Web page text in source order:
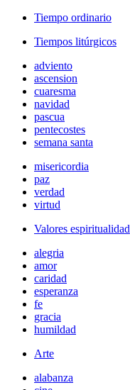
Tiempo ordinario
Tiempos litúrgicos
adviento
ascension
cuaresma
navidad
pascua
pentecostes
semana santa
misericordia
paz
verdad
virtud
Valores espiritualidad
alegria
amor
caridad
esperanza
fe
gracia
humildad
Arte
alabanza